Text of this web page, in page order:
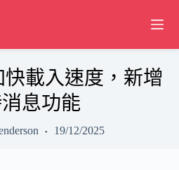
快載入速度，新增
息功能
19/12/2025